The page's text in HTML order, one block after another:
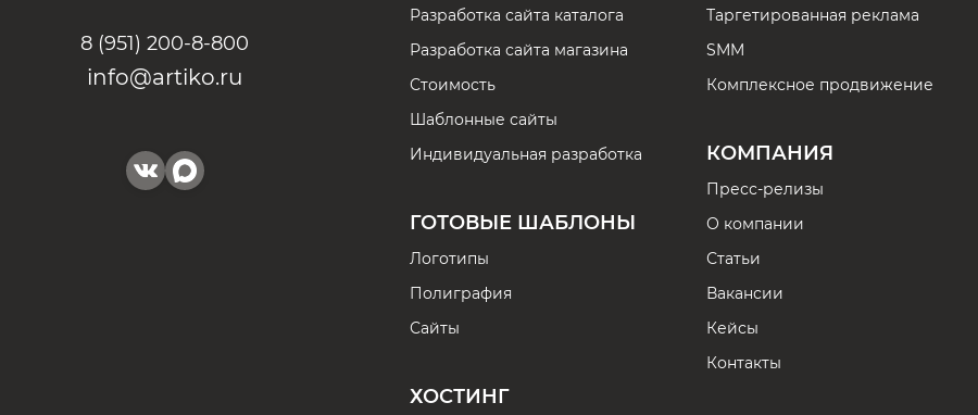
8 (951) 200-8-800
info@artiko.ru
Разработка сайта каталога
Разработка сайта магазина
Стоимость
Шаблонные сайты
Индивидуальная разработка
ГОТОВЫЕ ШАБЛОНЫ
Логотипы
Полиграфия
Сайты
ХОСТИНГ
Таргетированная реклама
SMM
Комплексное продвижение
КОМПАНИЯ
Пресс-релизы
О компании
Статьи
Вакансии
Кейсы
Контакты